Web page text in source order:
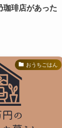
珈琲店があった
おうちごはん